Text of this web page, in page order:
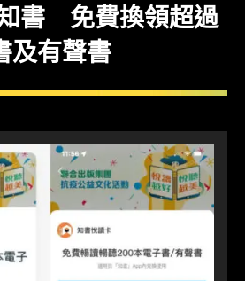
書 免費換領超過
及有聲書